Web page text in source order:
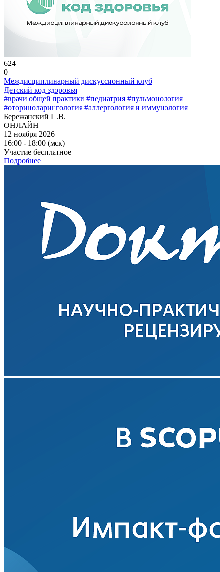
624
0
Междисциплинарный дискуссионный клуб
Детский код здоровья
#врачи общей практики #педиатрия #пульмонология
#оториноларингология #аллергология и иммунология
Бережанский П.В.
ОНЛАЙН
12 ноября 2026
16:00 - 18:00 (мск)
Участие бесплатное
Подробнее